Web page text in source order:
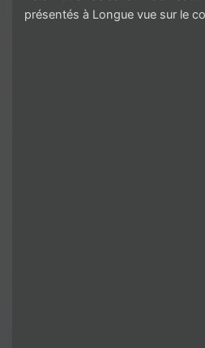
présentés à Longue vue sur le